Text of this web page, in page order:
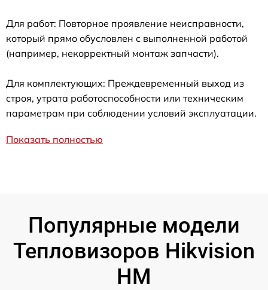
Для работ: Повторное проявление неисправности,
который прямо обусловлен с выполненной работой
(например, некорректный монтаж запчасти).
Для комплектующих: Преждевременный выход из
строя, утрата работоспособности или техническим
параметрам при соблюдении условий эксплуатации.
Показать полностью
Популярные модели
Тепловизоров Hikvision
HM